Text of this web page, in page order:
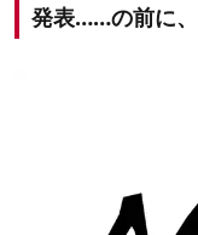
発表……の前に、